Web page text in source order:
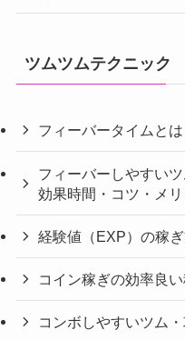
ツムツムテクニック
フィーバータイムとは
フィーバーしやすい
効果時間・コツ・メリ
経験値（EXP）の稼
コイン稼ぎの効率良
コンボしやすいツム